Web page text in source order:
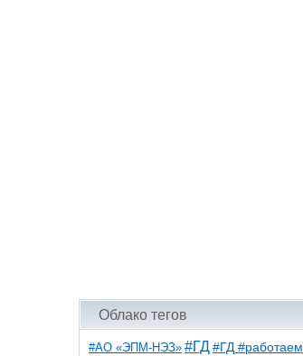
Облако тегов
#АО «ЭПМ-НЭЗ» #ГД #ГД #работаем